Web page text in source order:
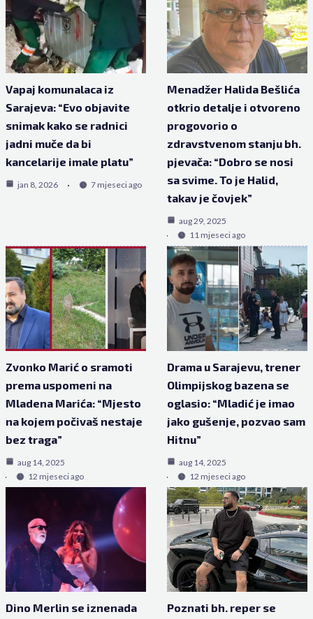
Vapaj komunalaca iz
Sarajeva: “Evo objavite
snimak kako se radnici
jadni muče da bi
kancelarije imale platu”
jan 8, 2026 7 mjeseci ago
Menadžer Halida Bešlića
otkrio detalje i otvoreno
progovorio o
zdravstvenom stanju bh.
pjevača: “Dobro se nosi
sa svime. To je Halid,
takav je čovjek”
aug 29, 2025
11 mjeseci ago
Zvonko Marić o sramoti
prema uspomeni na
Mladena Marića: “Mjesto
na kojem počivaš nestaje
bez traga”
aug 14, 2025
12 mjeseci ago
Drama u Sarajevu, trener
Olimpijskog bazena se
oglasio: “Mladić je imao
jako gušenje, pozvao sam
Hitnu”
aug 14, 2025
12 mjeseci ago
Dino Merlin se iznenada
Poznati bh. reper se